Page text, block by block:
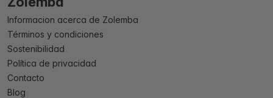
Informacion acerca de Zolemba
Términos y condiciones
Sostenibilidad
Política de privacidad
Contacto
Blog